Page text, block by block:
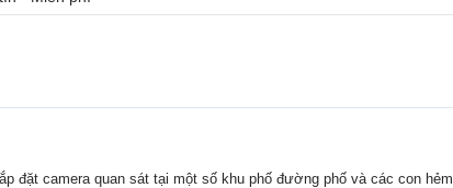
đặt camera quan sát tại một số khu phố đường phố và các con hẻm